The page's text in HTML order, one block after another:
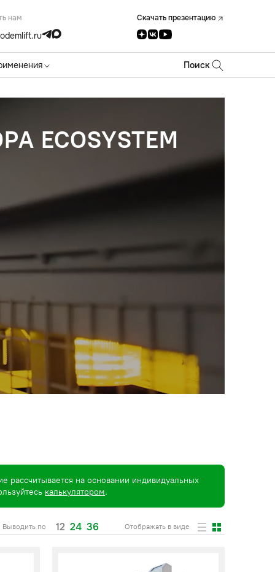
нам Скачать презентацию
Поиск
рассчитывается на основании индивидуальных
калькулятором.
Выводить по 12 24 36 Отображать в виде